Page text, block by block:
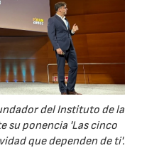
del Instituto de la
su ponencia 'Las cinco
que dependen de ti'.